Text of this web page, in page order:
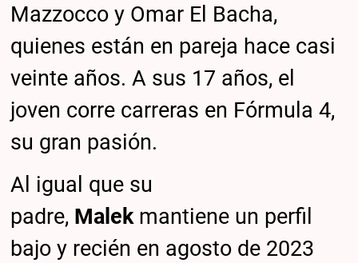
Mazzocco y Omar El Bacha,
quienes están en pareja hace casi
veinte años. A sus 17 años, el
joven corre carreras en Fórmula 4,
su gran pasión.
Al igual que su
padre, Malekmantiene un perfil
bajo y recién en agosto de 2023